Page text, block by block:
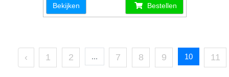
Bekijken Bestellen
‹ 1 2 ... 7 8 9 10 11